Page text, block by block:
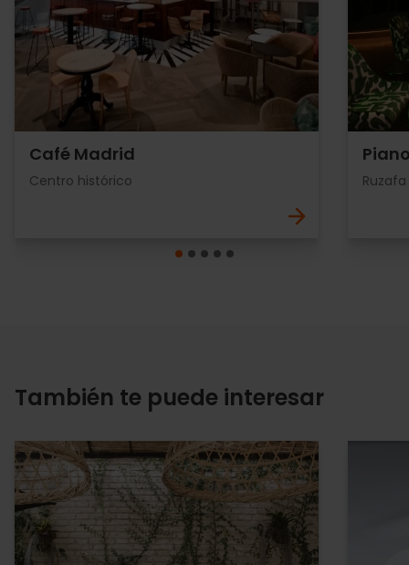
Café Madrid
Centro histórico
También te puede interesar